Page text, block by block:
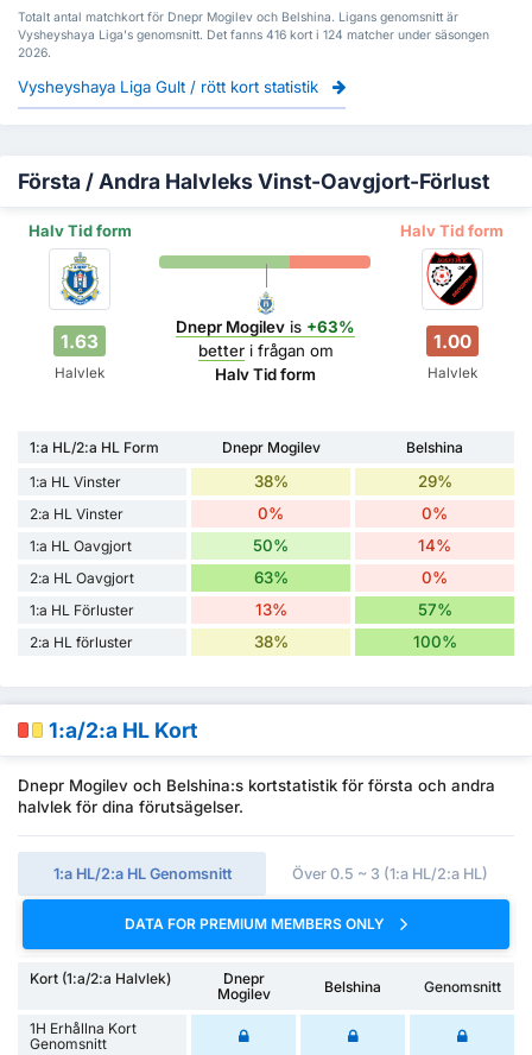
Totalt antal matchkort för Dnepr Mogilev och Belshina. Ligans genomsnitt är
Vysheyshaya Liga's genomsnitt. Det fanns 416 kort i 124 matcher under säsongen
2026.
Vysheyshaya Liga Gult / rött kort statistik
Första / Andra Halvleks Vinst-Oavgjort-Förlust
Halv Tid form Halv Tid form
1.63
Halvlek
Dnepr Mogilev is +63%
betteri frågan om
Halv Tid form
1.00
Halvlek
1:a HL/2:a HL Form Dnepr Mogilev
Belshina
1:a HL Vinster
38% 29%
2:a HL Vinster 0% 0%
1:a HL Oavgjort 50% 14%
2:a HL Oavgjort 63% 0%
1:a HL Förluster 13% 57%
2:a HL förluster 38% 100%
1:a/2:a HL Kort
Dnepr Mogilev och Belshina:s kortstatistik för första och andra
halvlek för dina förutsägelser.
1:a HL/2:a HL Genomsnitt Över 0.5 ~ 3 (1:a HL/2:a HL)
DATA FOR PREMIUM MEMBERS ONLY
Kort (1:a/2:a Halvlek)
Dnepr
Mogilev
Belshina Genomsnitt
1H Erhållna Kort
Genomsnitt